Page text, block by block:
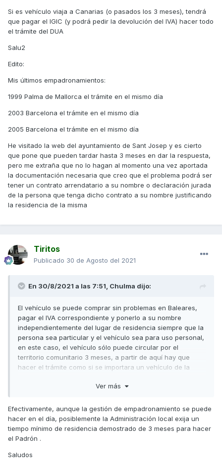
misma legislación que a los vehículos extranjeros. Pero
ciertamente la realidad (no del todo legal) acaba siendo
bien distinta ya que es difícil que se lleguen a tener
los extranjeros residentes que circulan durante todo el año
tan alegremente por nuestras carreteras con matricula de
mucho tiempo hay un francés con una BMW matricula
francesa que ya os aseguro no ha rodado por Francia en
difícil el tener problemas puesto que teniendo una placa
Si es vehículo viaja a Canarias (o pasados los 3 meses), tendrá
que pagar el IGIC (y podrá pedir la devolución del IVA) hacer todo
el trámite del DUA
Salu2
Edito:
Mis últimos empadronamientos:
1999 Palma de Mallorca el trámite en el mismo día
2003 Barcelona el trámite en el mismo día
2005 Barcelona el trámite en el mismo día
He visitado la web del ayuntamiento de Sant Josep y es cierto
que pone que pueden tardar hasta 3 meses en dar la respuesta,
pero me extraña que no lo hagan al momento una vez aportada
la documentación necesaria que creo que el problema podrá ser
tener un contrato arrendatario a su nombre o declaración jurada
de la persona que tenga dicho contrato a su nombre justificando
la residencia de la misma
Tiritos
Publicado 30 de Agosto del 2021
En 30/8/2021 a las 7:51, Chulma dijo:
El vehículo se puede comprar sin problemas en Baleares,
pagar el IVA correspondiente y ponerlo a su nombre
independientemente del lugar de residencia siempre que la
persona sea particular y el vehículo sea para uso personal,
en este caso, el vehículo sólo puede circular por el
territorio comunitario 3 meses, a partir de aquí hay que
hacer el trámite como si se importara un vehículo de la
IVA) hacer todo el trámite del DUA
Salu2
Ver más
Efectivamente, aunque la gestión de empadronamiento se puede
hacer en el día, posiblemente la Administración local exija un
tiempo mínimo de residencia demostrado de 3 meses para hacer
el Padrón .
Saludos